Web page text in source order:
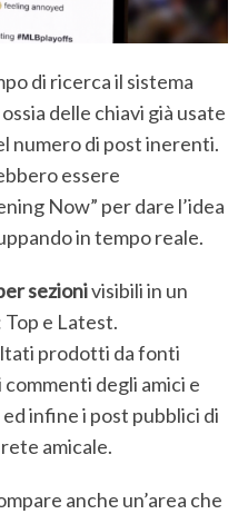
di ricerca il sistema
delle chiavi già usate
numero di post inerenti.
essere
Now” per dare l’idea
in tempo reale.
sezionivisibili in un
e Latest.
prodotti da fonti
degli amici e
infine i post pubblici di
amicale.
anche un’area che